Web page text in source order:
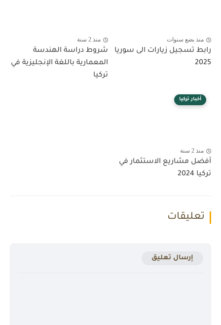
منذ بضع سنوات
رابط تسجيل زيارات الى سوريا
2025
منذ 2 سنة
شروط دراسة الهندسة
المعمارية باللغة الإنجليزية في
تركيا
أخبار تركيا
منذ 2 سنة
أفضل مشاريع الاستثمار في
تركيا 2024
تعليقات
إرسال تعليق